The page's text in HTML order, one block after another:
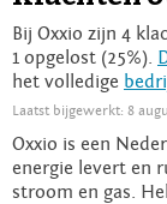
Login
Bij Oxxio zijn 4
1 opgelost (25%).
het volledige
Laatst bijgewerkt: 8
Oxxio is een
energie levert en
stroom en gas.